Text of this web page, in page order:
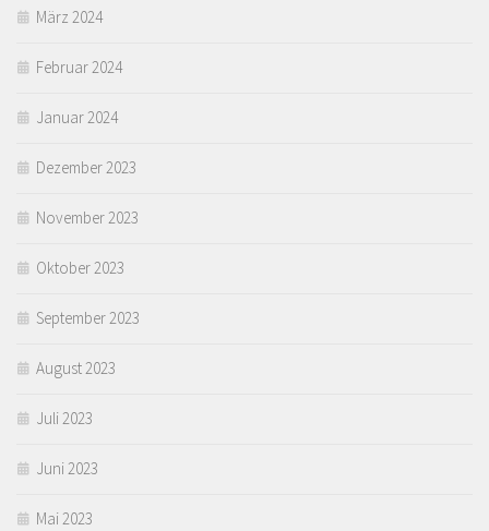
März 2024
Februar 2024
Januar 2024
Dezember 2023
November 2023
Oktober 2023
September 2023
August 2023
Juli 2023
Juni 2023
Mai 2023